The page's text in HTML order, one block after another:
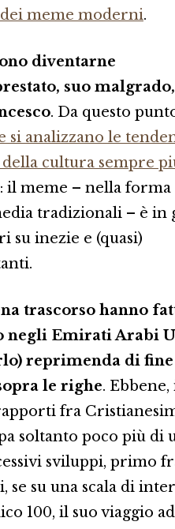
meme moderni.
diventarne
suo
. Da questo
si analizzano le
cultura sempre
il meme – nella forma
tradizionali – è in
su inezie e (quasi)
trascorso hanno
negli Emirati Arabi
reprimenda di fine
le righe. Ebbene,
fra
soltanto poco più di
sviluppi, primo
su una scala di
100, il suo viaggio